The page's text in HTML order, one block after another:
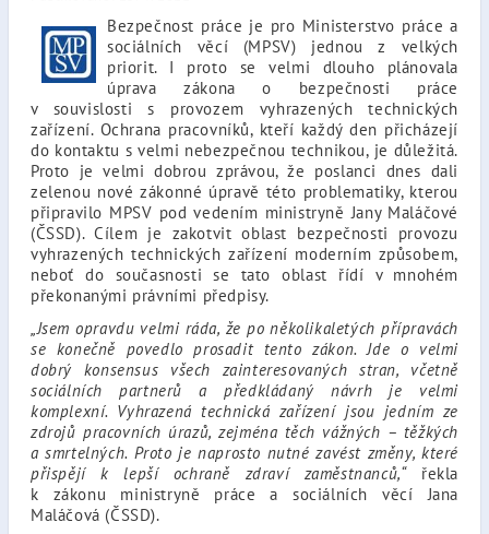
Bezpečnost práce je pro Ministerstvo práce a
sociálních věcí (MPSV) jednou z velkých
priorit. I proto se velmi dlouho plánovala
úprava zákona o bezpečnosti práce
v souvislosti s provozem vyhrazených technických
zařízení. Ochrana pracovníků, kteří každý den přicházejí
do kontaktu s velmi nebezpečnou technikou, je důležitá.
Proto je velmi dobrou zprávou, že poslanci dnes dali
zelenou nové zákonné úpravě této problematiky, kterou
připravilo MPSV pod vedením ministryně Jany Maláčové
(ČSSD). Cílem je zakotvit oblast bezpečnosti provozu
vyhrazených technických zařízení moderním způsobem,
neboť do současnosti se tato oblast řídí v mnohém
překonanými právními předpisy.
„Jsem opravdu velmi ráda, že po několikaletých přípravách
se konečně povedlo prosadit tento zákon. Jde o velmi
dobrý konsensus všech zainteresovaných stran, včetně
sociálních partnerů a předkládaný návrh je velmi
komplexní. Vyhrazená technická zařízení jsou jedním ze
zdrojů pracovních úrazů, zejména těch vážných – těžkých
a smrtelných. Proto je naprosto nutné zavést změny, které
přispějí k lepší ochraně zdraví zaměstnanců,“řekla
k zákonu ministryně práce a sociálních věcí Jana
Maláčová (ČSSD).